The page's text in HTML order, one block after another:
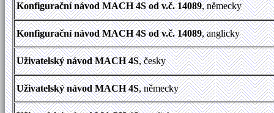
Konfigurační návod MACH 4S od v.č. 14089, německy
Konfigurační návod MACH 4S od v.č. 14089, anglicky
Uživatelský návod MACH 4S, česky
Uživatelský návod MACH 4S, německy